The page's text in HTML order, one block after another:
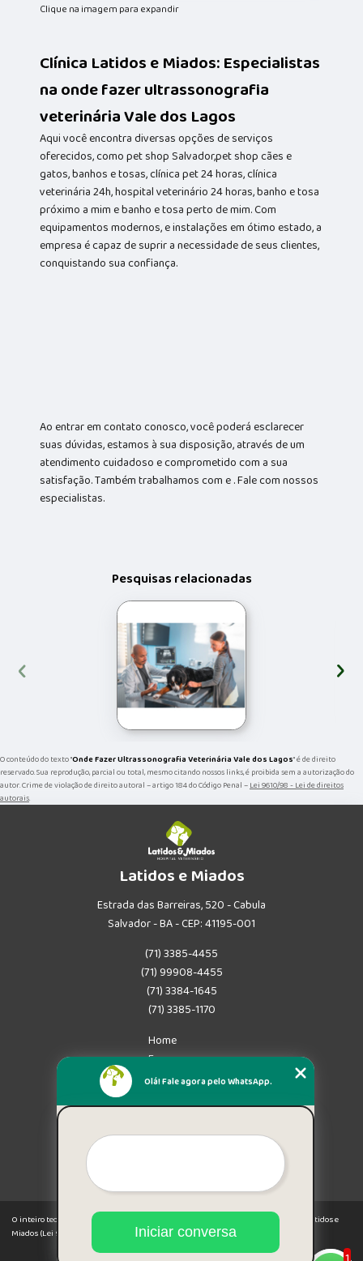
Clique na imagem para expandir
Clínica Latidos e Miados: Especialistas
na onde fazer ultrassonografia
veterinária Vale dos Lagos
Aqui você encontra diversas opções de serviços
oferecidos, como pet shop Salvador,pet shop cães e
gatos, banhos e tosas, clínica pet 24 horas, clínica
veterinária 24h, hospital veterinário 24 horas, banho e tosa
próximo a mim e banho e tosa perto de mim. Com
equipamentos modernos, e instalações em ótimo estado, a
empresa é capaz de suprir a necessidade de seus clientes,
conquistando sua confiança.
Ao entrar em contato conosco, você poderá esclarecer
suas dúvidas, estamos à sua disposição, através de um
atendimento cuidadoso e comprometido com a sua
satisfação. Também trabalhamos com e . Fale com nossos
especialistas.
Pesquisas relacionadas
‹ ›
O conteúdo do texto "Onde Fazer Ultrassonografia Veterinária Vale dos Lagos" é de direito
reservado. Sua reprodução, parcial ou total, mesmo citando nossos links, é proibida sem a autorização do
autor. Crime de violação de direito autoral – artigo 184 do Código Penal –Lei 9610/98 - Lei de direitos
autorais.
Latidos e Miados
Estrada das Barreiras, 520 - Cabula
Salvador - BA - CEP: 41195-001
(71) 3385-4455
(71) 99908-4455
(71) 3384-1645
(71) 3385-1170
Home
Empresa
Missão
Mapa do site
O inteiro teor deste site está sujeito à proteção de direitos autorais. Copyright© Latidos e
Miados (Lei 9610 de 19/02/1998)
Olá! Fale agora pelo WhatsApp.
Iniciar conversa